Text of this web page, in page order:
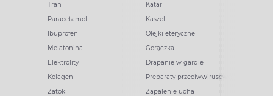
Tran
Paracetamol
Ibuprofen
Melatonina
Elektrolity
Kolagen
Zatoki
Katar
Kaszel
Olejki eteryczne
Gorączka
Drapanie w gardle
Preparaty przeciwwirusowe
Zapalenie ucha